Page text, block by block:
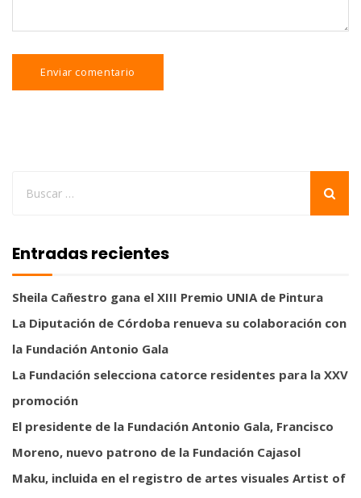
Entradas recientes
Sheila Cañestro gana el XIII Premio UNIA de Pintura
La Diputación de Córdoba renueva su colaboración con
la Fundación Antonio Gala
La Fundación selecciona catorce residentes para la XXV
promoción
El presidente de la Fundación Antonio Gala, Francisco
Moreno, nuevo patrono de la Fundación Cajasol
Maku, incluida en el registro de artes visuales Artist of